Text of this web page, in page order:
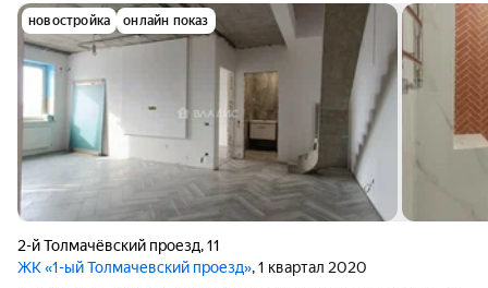
новостройка онлайн показ
2-й Толмачёвский проезд,11
ЖК «1-ый Толмачевский проезд», 1 квартал 2020